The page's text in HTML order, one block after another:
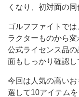
くなり、初対面の
ゴルフファイトで
ラクターものから変
公式ライセンス品
面もしっかり確認し
今回は人気の高い
選して10アイテム